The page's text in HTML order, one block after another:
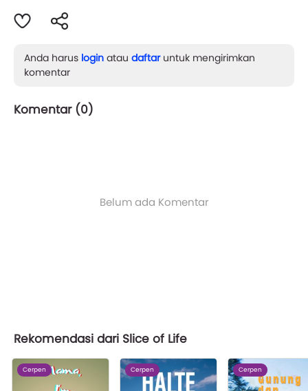
Anda harus login atau daftaruntuk mengirimkan
komentar
Komentar (0)
Belum ada Komentar
Rekomendasi dari Slice of Life
Cerpen Cerpen Cerpen